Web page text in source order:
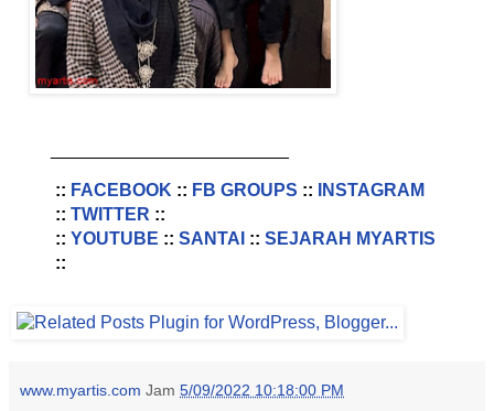
:: FACEBOOK :: FB GROUPS ::
INSTAGRAM
:: TWITTER ::
:: YOUTUBE :: SANTAI :: SEJARAH MYARTIS
::
www.myartis.com Jam 5/09/2022 10:18:00 PM